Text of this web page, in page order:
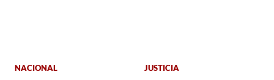
NACIONAL JUSTICIA